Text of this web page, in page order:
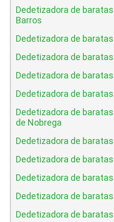
Dedetizadora de
Barros
Dedetizadora de
Dedetizadora de
Dedetizadora de
Dedetizadora de
Dedetizadora de
de Nobrega
Dedetizadora de
Dedetizadora de
Dedetizadora de
Dedetizadora de
Dedetizadora de